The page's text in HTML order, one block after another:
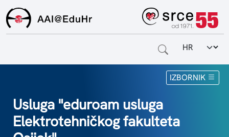
Odabir
IZBORNIK
Za krajnje korisnike
Za davatelje usluga
Usluga "eduroam usluga
Elektrotehničkog fakulteta